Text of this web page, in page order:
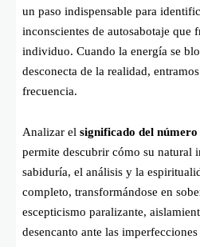
un paso indispensable para
inconscientes de autosabotaje que
individuo. Cuando la energía se
desconecta de la realidad,
frecuencia.
Analizar el significado del número
permite descubrir cómo su natural
sabiduría, el análisis y la
completo, transformándose en
escepticismo paralizante,
desencanto ante las